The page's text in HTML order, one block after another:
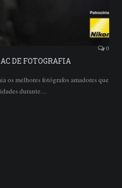
0
DE FOTOGRAFIA
os melhores fotógrafos amadores que
durante…